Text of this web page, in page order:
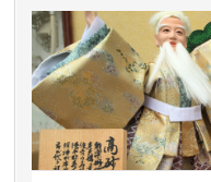
2026/07/10家から近
2026/07/08誰も住ん
ました。 ...
2026/07/069年間自
がとう。
ですが？
2024/01/13お雛様の
ですが、お雛様とお
2024/01/13供養申込